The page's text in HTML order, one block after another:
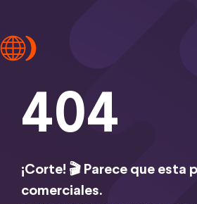
404
¡Corte! 🎬 Parece que esta
comerciales.